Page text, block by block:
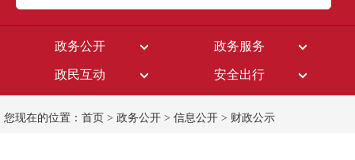
政务公开 政务服务
政民互动 安全出行
您现在的位置： 首页 > 政务公开 > 信息公开 > 财政公示